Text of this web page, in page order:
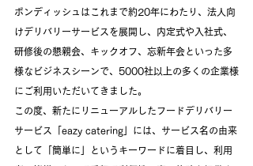
ボンディッシュはこれまで約20年にわたり、法人向
けデリバリーサービスを展開し、内定式や入社式、
研修後の懇親会、キックオフ、忘新年会といった多
様なビジネスシーンで、5000社以上の多くの企業様
にご利用いただいてきました。
この度、新たにリニューアルしたフードデリバリー
サービス「eazy catering」には、サービス名の由来
として「簡単に」というキーワードに着目し、利用